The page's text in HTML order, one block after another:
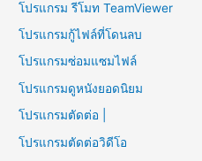
โปรแกรม รีโมท TeamViewer
โปรแกรมกู้ไฟล์ที่โดนลบ
โปรแกรมซ่อมแซมไฟล์
โปรแกรมดูหนังยอดนิยม
โปรแกรมตัดต่อ |
โปรแกรมตัดต่อวิดีโอ